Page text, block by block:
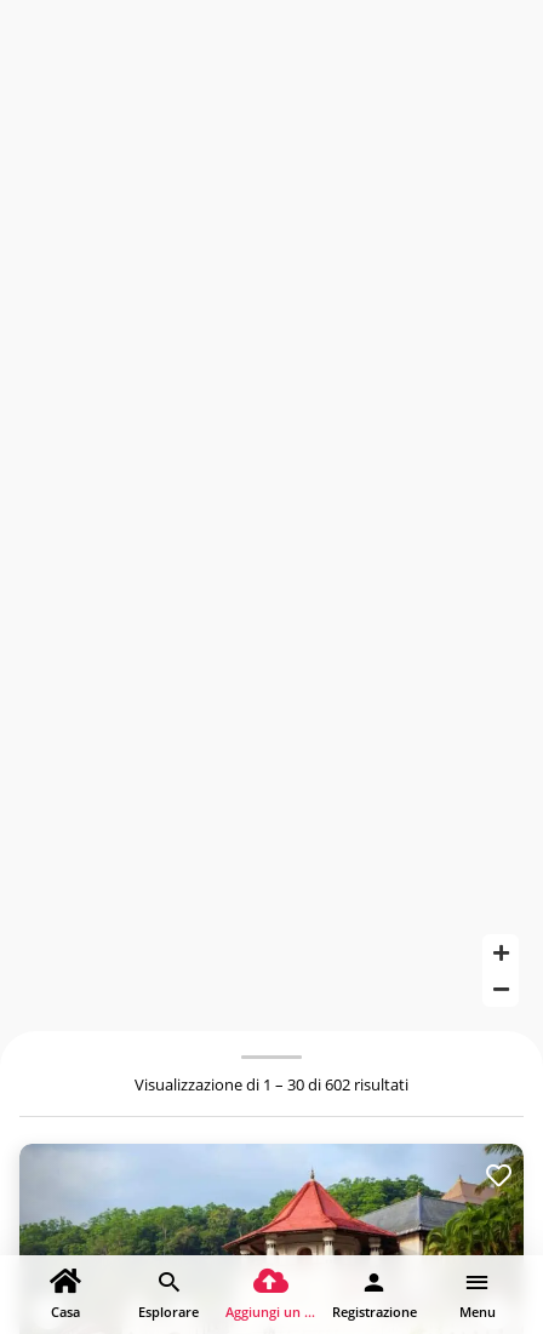
Visualizzazione di 1 – 30 di 602 risultati
Casa Esplorare Aggiungi un luogo Registrazione Menu